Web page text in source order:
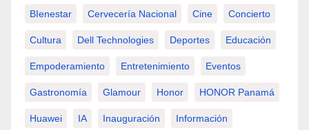
BIenestar Cervecería Nacional Cine Concierto
Cultura Dell Technologies Deportes Educación
Empoderamiento Entretenimiento Eventos
Gastronomía Glamour Honor HONOR Panamá
Huawei IA Inauguración Información